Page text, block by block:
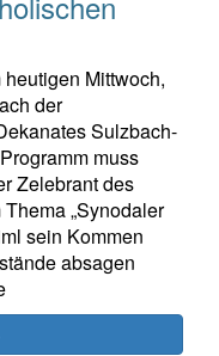
heutigen Mittwoch,
der
Sulzbach-
muss
Zelebrant des
„Synodaler
sein Kommen
absagen